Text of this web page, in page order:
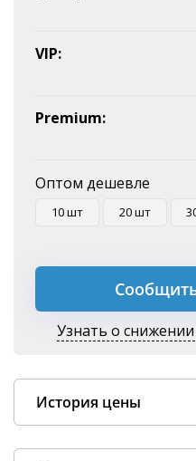
VIP:
Premium:
Оптом дешевле
10 шт 20 шт
Узнать о
История цены